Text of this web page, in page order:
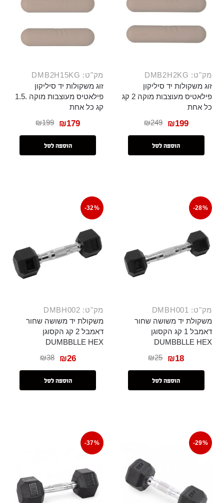
מק"ט: DMB2H2KG
זוג משקולות יד סיליקון
פילאטיס מעוצבות מוקה 2 קג
כל אחת
₪249 ₪199
הוספה לסל
מק"ט: DMB2H15KG
זוג משקולות יד סיליקון
פילאטיס מעוצבות מוקה .1.5
קג כל אחת
₪199 ₪179
הוספה לסל
-28%
מק"ט: DMBH001
משקולת יד משושה שחור
דאמבל 1 קג הקסוגן
DUMBBLLE HEX
₪25 ₪18
הוספה לסל
-32%
מק"ט: DMBH002
משקולת יד משושה שחור
דאמבל 2 קג הקסוגן
DUMBBLLE HEX
₪38 ₪26
הוספה לסל
-29%
-37%